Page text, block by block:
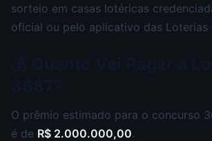
sorteio em casas lotéricas
oficial ou pelo aplicativo das Loterias
O prêmio estimado para o concurso
é de R$ 2.000.000,00.